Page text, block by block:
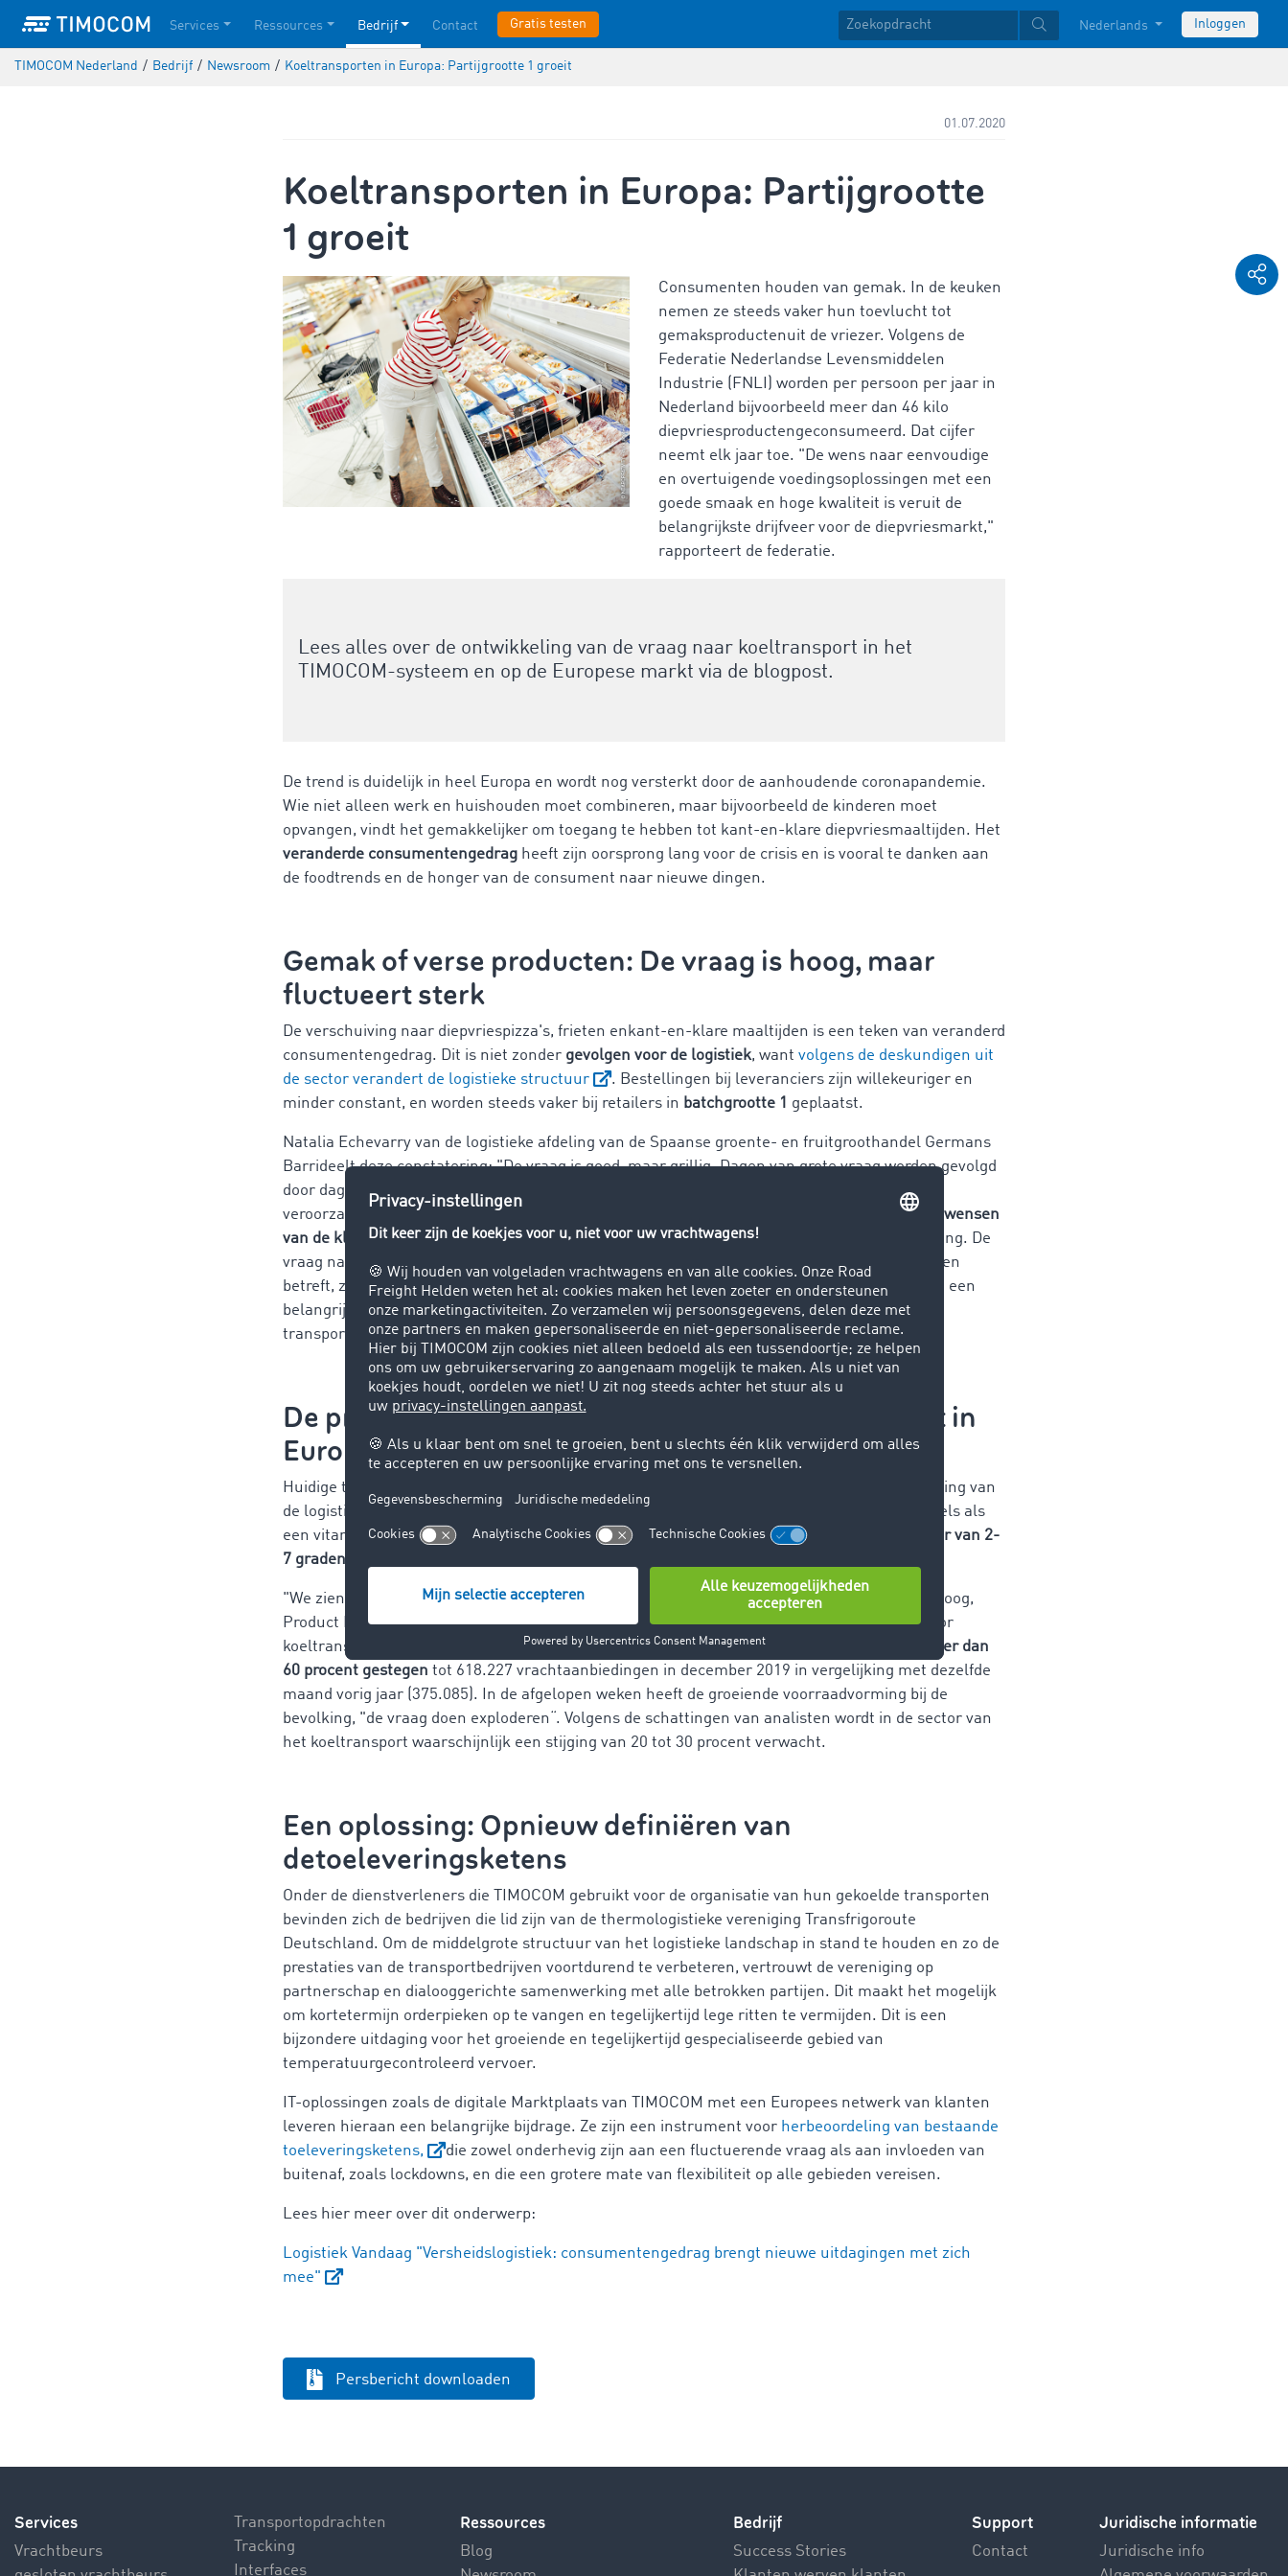
Services Ressources Bedrijf Contact Gratis testen Nederlands Inloggen
TIMOCOM Nederland / Bedrijf / Newsroom / Koeltransporten in Europa: Partijgrootte 1 groeit
01.07.2020
Koeltransporten in Europa: Partijgrootte
1 groeit
Consumenten houden van gemak. In de keuken
nemen ze steeds vaker hun toevlucht tot
gemaksproductenuit de vriezer. Volgens de
Federatie Nederlandse Levensmiddelen
Industrie (FNLI) worden per persoon per jaar in
Nederland bijvoorbeeld meer dan 46 kilo
diepvriesproductengeconsumeerd. Dat cijfer
neemt elk jaar toe. "De wens naar eenvoudige
en overtuigende voedingsoplossingen met een
goede smaak en hoge kwaliteit is veruit de
belangrijkste drijfveer voor de diepvriesmarkt,"
rapporteert de federatie.
Lees alles over de ontwikkeling van de vraag naar koeltransport in het
TIMOCOM-systeem en op de Europese markt via de blogpost.
De trend is duidelijk in heel Europa en wordt nog versterkt door de aanhoudende coronapandemie.
Wie niet alleen werk en huishouden moet combineren, maar bijvoorbeeld de kinderen moet
opvangen, vindt het gemakkelijker om toegang te hebben tot kant-en-klare diepvriesmaaltijden. Het
veranderde consumentengedrag heeft zijn oorsprong lang voor de crisis en is vooral te danken aan
de foodtrends en de honger van de consument naar nieuwe dingen.
Gemak of verse producten: De vraag is hoog, maar
fluctueert sterk
De verschuiving naar diepvriespizza's, frieten enkant-en-klare maaltijden is een teken van veranderd
consumentengedrag. Dit is niet zonder gevolgen voor de logistiek, want volgens de deskundigen uit
de sector verandert de logistieke structuur
. Bestellingen bij leveranciers zijn willekeuriger en
minder constant, en worden steeds vaker bij retailers in batchgrootte 1 geplaatst.
Natalia Echevarry van de logistieke afdeling van de Spaanse groente- en fruitgroothandel Germans
Barrideelt deze constatering: "De vraag is goed, maar grillig. Dagen van grote vraag worden gevolgd
door dagen van zwakke vraag." Dit heeft echter niet te maken met de huidige, door corona
veroorzaakte crisis, zegt ze in een interview met TIMOCOM, maar met de
snel veranderende wensen
van de klanten . "We vermoeden dat de consument steeds meer aangetrokken is tot afwisseling. De
vraag naar exotische producten is echter nog steeds onstabiel, omdat het geen basisproducten
betreft, zoals aardappelen. Vooral in tijden van corona speelt de prijs van bepaalde producten een
belangrijke rol en is de vraag naar exotische groenten en fruit wat afgenomen." Maar de
transportprijzen zijn nog steeds vrij laag, voegt ze eraan toe, want er is weinig import.
De prognose: 20 tot 30 procent meer koeltransport in
Europa 2020
Huidige trends zoals superfood of veganistische voeding stellen extra eisen aan de ontwikkeling van
de logistiek van verse levensmiddelen. Om de reputatie van algen, gojibessen of granaatappels als
een vitaminerijk voedingswonder waar te maken, moeten ze binnen een temperatuurcorridor van 2-
7 graden Celsius worden getransporteerd
"We zien een gestage toename van het aantal koeltransporten in heel Europa", zegt David Moog,
Product Manager bij de IT-dienstverlener TIMOCOM. Zo is het aantal vrachtaanbiedingen voor
koeltransporten in de segmenten Frigo en Thermo op de vrachtbeurs van TIMOCOM
met meer dan
60 procent gestegen tot 618.227 vrachtaanbiedingen in december 2019 in vergelijking met dezelfde
maand vorig jaar (375.085). In de afgelopen weken heeft de groeiende voorraadvorming bij de
bevolking, "de vraag doen exploderen“. Volgens de schattingen van analisten wordt in de sector van
het koeltransport waarschijnlijk een stijging van 20 tot 30 procent verwacht.
Een oplossing: Opnieuw definiëren van
detoeleveringsketens
Onder de dienstverleners die TIMOCOM gebruikt voor de organisatie van hun gekoelde transporten
bevinden zich de bedrijven die lid zijn van de thermologistieke vereniging Transfrigoroute
Deutschland. Om de middelgrote structuur van het logistieke landschap in stand te houden en zo de
prestaties van de transportbedrijven voortdurend te verbeteren, vertrouwt de vereniging op
partnerschap en dialooggerichte samenwerking met alle betrokken partijen. Dit maakt het mogelijk
om kortetermijn orderpieken op te vangen en tegelijkertijd lege ritten te vermijden. Dit is een
bijzondere uitdaging voor het groeiende en tegelijkertijd gespecialiseerde gebied van
temperatuurgecontroleerd vervoer.
IT-oplossingen zoals de digitale Marktplaats van TIMOCOM met een Europees netwerk van klanten
leveren hieraan een belangrijke bijdrage. Ze zijn een instrument voor herbeoordeling van bestaande
toeleveringsketens,
die zowel onderhevig zijn aan een fluctuerende vraag als aan invloeden van
buitenaf, zoals lockdowns, en die een grotere mate van flexibiliteit op alle gebieden vereisen.
Lees hier meer over dit onderwerp:
Logistiek Vandaag "Versheidslogistiek: consumentengedrag brengt nieuwe uitdagingen met zich
mee"
Persbericht downloaden
Services
Vrachtbeurs
Transportopdrachten
Tracking
Interfaces
Ressources
Blog
Bedrijf
Success Stories
Support
Contact
Juridische informatie
Juridische info